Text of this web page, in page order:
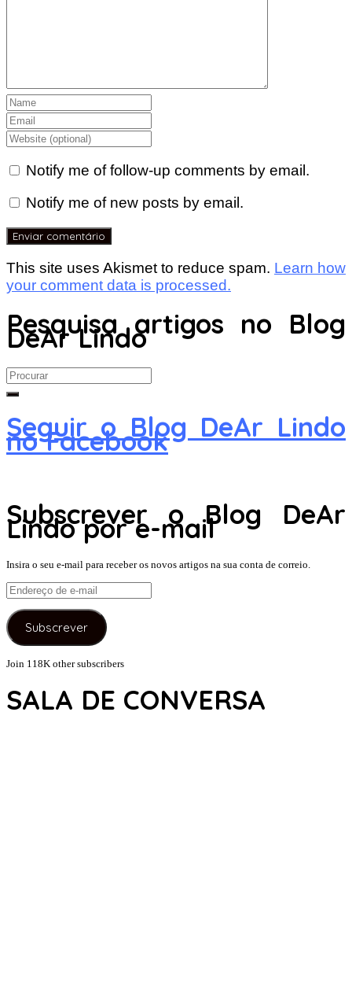
Notify me of follow-up comments by email.
Notify me of new posts by email.
This site uses Akismet to reduce spam. Learn how
your comment data is processed.
Pesquisa artigos no Blog
DeAr Lindo
Search
for:
Seguir o Blog DeAr Lindo
no Facebook
Subscrever o Blog DeAr
Lindo por e-mail
Insira o seu e-mail para receber os novos artigos na sua conta de correio.
Endereço
de
e-
mail
Subscrever
Join 118K other subscribers
SALA DE CONVERSA